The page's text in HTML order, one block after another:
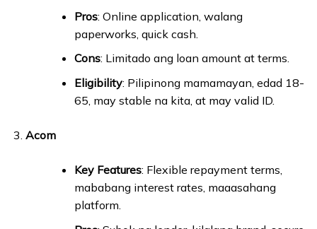
Pros: Online application, walang
paperworks, quick cash.
Cons: Limitado ang loan amount at terms.
Eligibility: Pilipinong mamamayan, edad 18-
65, may stable na kita, at may valid ID.
Acom
Key Features: Flexible repayment terms,
mababang interest rates, maaasahang
platform.